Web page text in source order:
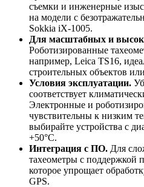
съемки и инженерные
на модели с
Sokkia iX-1005.
Для масштабных и
Роботизированные
например, Leica TS16,
строительных объектов
Условия эксплуатации.
соответствует
Электронные и
чувствительны к низким
выбирайте устройства с
+50°C.
Интеграция с ПО. Для
тахеометры с поддержкой
которое упрощает
GPS.